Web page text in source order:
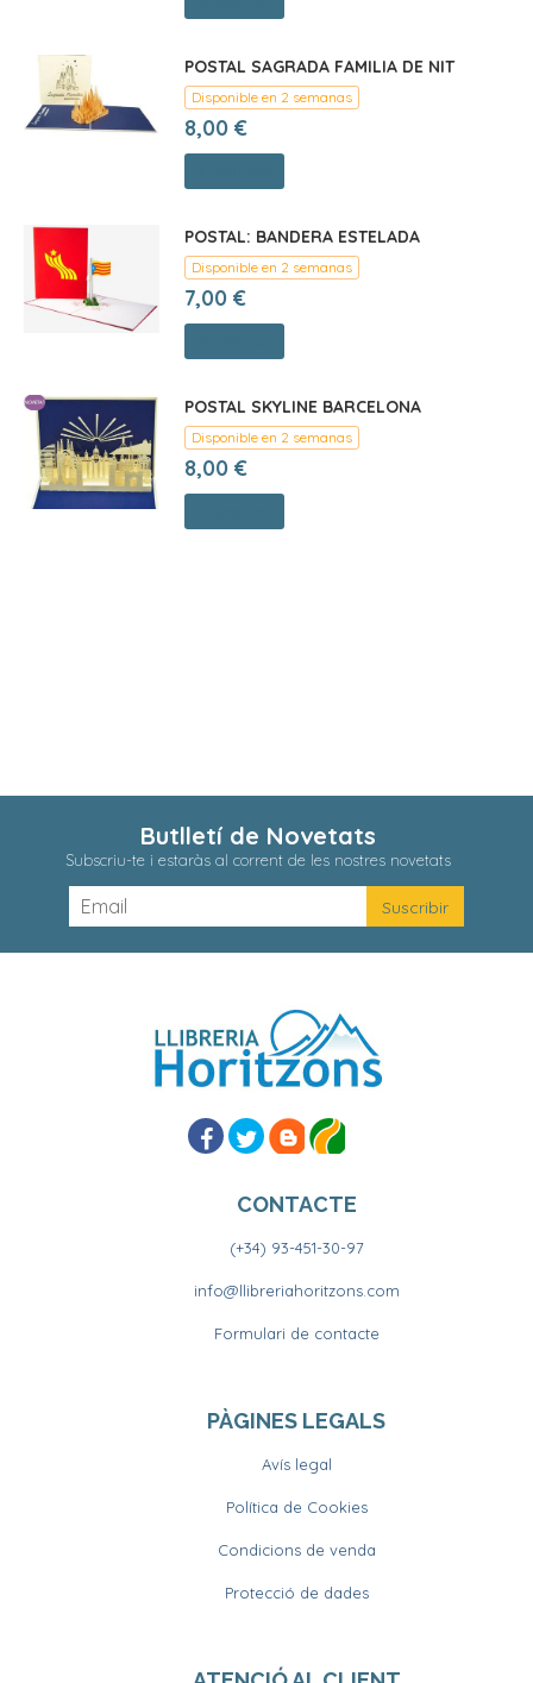
POSTAL SAGRADA FAMILIA DE NIT
Disponible en 2 semanas
8,00 €
POSTAL: BANDERA ESTELADA
Disponible en 2 semanas
7,00 €
POSTAL SKYLINE BARCELONA
Disponible en 2 semanas
8,00 €
Butlletí de Novetats
Subscriu-te i estaràs al corrent de les nostres novetats
CONTACTE
(+34) 93-451-30-97
info@llibreriahoritzons.com
Formulari de contacte
PÀGINES LEGALS
Avís legal
Política de Cookies
Condicions de venda
Protecció de dades